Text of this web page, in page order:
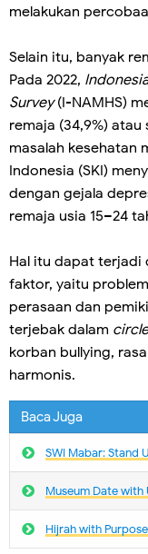
melakukan
Selain itu, banyak
Pada 2022,
Survey(I-NAMHS)
remaja (34,9%)
masalah kesehatan
Indonesia (SKI)
dengan gejala
remaja usia 15–24
Hal itu dapat terjadi
faktor, yaitu
perasaan dan
terjebak dalam
korban bullying,
harmonis.
Baca Juga
SWI Mabar: Stand
Museum Date with
Hijrah with Purpose